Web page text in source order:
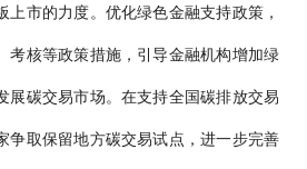
上市的力度。优化绿色金融支持政策，
考核等政策措施，引导金融机构增加绿
展碳交易市场。在支持全国碳排放交易
争取保留地方碳交易试点，进一步完善